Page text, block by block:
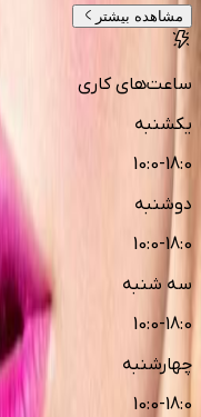
مشاهده بیشتر
ساعت‌های کاری
یکشنبه
10:0-18:0
دوشنبه
10:0-18:0
سه شنبه
10:0-18:0
چهارشنبه
10:0-18:0